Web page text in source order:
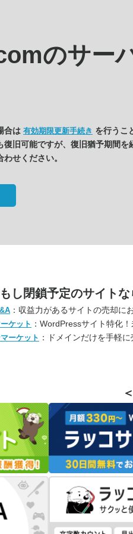
のサー
合は 有効期限更新手続き を行うこ
旧可能ですが、復旧猶予期間
わせください。
もし閉鎖予定のサイトな
：収益力があるサイトの売却に
ケット ：WordPressサイト特化
ーケット ：ドメインだけを手軽